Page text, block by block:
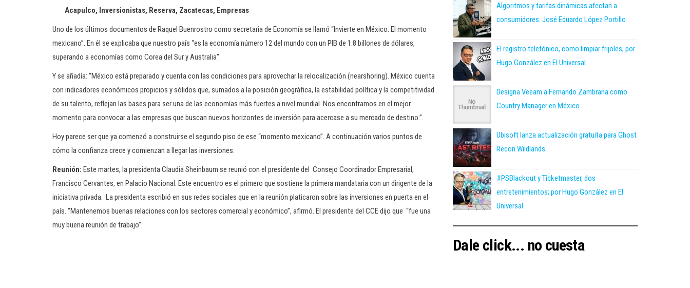
· Acapulco, Inversionistas, Reserva, Zacatecas, Empresas
Uno de los últimos documentos de Raquel Buenrostro como secretaria de Economía se llamó “Invierte en México. El momento
mexicano”. En él se explicaba que nuestro país “es la economía número 12 del mundo con un PIB de 1.8 billones de dólares,
superando a economías como Corea del Sur y Australia”.
Y se añadía: “México está preparado y cuenta con las condiciones para aprovechar la relocalización (nearshoring). México cuenta
con indicadores económicos propicios y sólidos que, sumados a la posición geográfica, la estabilidad política y la competitividad
de su talento, reflejan las bases para ser una de las economías más fuertes a nivel mundial. Nos encontramos en el mejor
momento para convocar a las empresas que buscan nuevos horizontes de inversión para acercase a su mercado de destino.”.
Hoy parece ser que ya comenzó a construirse el segundo piso de ese “momento mexicano”. A continuación varios puntos de
cómo la confianza crece y comienzan a llegar las inversiones.
Reunión: Este martes, la presidenta Claudia Sheinbaum se reunió con el presidente del Consejo Coordinador Empresarial,
Francisco Cervantes, en Palacio Nacional. Este encuentro es el primero que sostiene la primera mandataria con un dirigente de la
iniciativa privada. La presidenta escribió en sus redes sociales que en la reunión platicaron sobre las inversiones en puerta en el
país. “Mantenemos buenas relaciones con los sectores comercial y económico”, afirmó. El presidente del CCE dijo que “fue una
muy buena reunión de trabajo”.
Algoritmos y tarifas dinámicas afectan a
consumidores: José Eduardo López Portillo
El registro telefónico, como limpiar frijoles; por
Hugo González en El Universal
Designa Veeam a Fernando Zambrana como
Country Manager en México
Ubisoft lanza actualización gratuita para Ghost
Recon Wildlands
#PSBlackout y Ticketmaster, dos
entretenimientos; por Hugo González en El
Universal
Dale click... no cuesta